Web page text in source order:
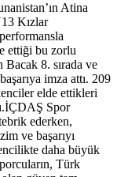
Atina
Kızlar
ettiği bu zorlu
8. sırada ve
imza attı. 209
elde ettikleri
Spor
ederken,
ve başarıyı
daha büyük
Türk